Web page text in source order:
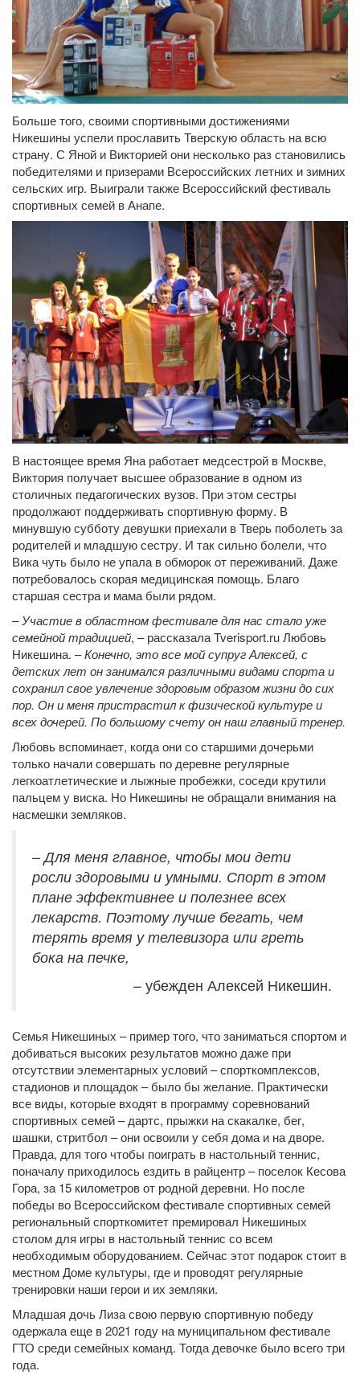
Больше того, своими спортивными достижениями
Никешины успели прославить Тверскую область на всю
страну. С Яной и Викторией они несколько раз становились
победителями и призерами Всероссийских летних и зимних
сельских игр. Выиграли также Всероссийский фестиваль
спортивных семей в Анапе.
В настоящее время Яна работает медсестрой в Москве,
Виктория получает высшее образование в одном из
столичных педагогических вузов. При этом сестры
продолжают поддерживать спортивную форму. В
минувшую субботу девушки приехали в Тверь поболеть за
родителей и младшую сестру. И так сильно болели, что
Вика чуть было не упала в обморок от переживаний. Даже
потребовалось скорая медицинская помощь. Благо
старшая сестра и мама были рядом.
–Участие в областном фестивале для нас стало уже
семейной традицией, – рассказала Tverisport.ru Любовь
Никешина. –Конечно, это все мой супруг Алексей, с
детских лет он занимался различными видами спорта и
сохранил свое увлечение здоровым образом жизни до сих
пор. Он и меня пристрастил к физической культуре и
всех дочерей. По большому счету он наш главный тренер.
Любовь вспоминает, когда они со старшими дочерьми
только начали совершать по деревне регулярные
легкоатлетические и лыжные пробежки, соседи крутили
пальцем у виска. Но Никешины не обращали внимания на
насмешки земляков.
– Для меня главное, чтобы мои дети
росли здоровыми и умными. Спорт в этом
плане эффективнее и полезнее всех
лекарств. Поэтому лучше бегать, чем
терять время у телевизора или греть
бока на печке,
– убежден Алексей Никешин.
Семья Никешиных – пример того, что заниматься спортом и
добиваться высоких результатов можно даже при
отсутствии элементарных условий – спорткомплексов,
стадионов и площадок – было бы желание. Практически
все виды, которые входят в программу соревнований
спортивных семей – дартс, прыжки на скакалке, бег,
шашки, стритбол – они освоили у себя дома и на дворе.
Правда, для того чтобы поиграть в настольный теннис,
поначалу приходилось ездить в райцентр – поселок Кесова
Гора, за 15 километров от родной деревни. Но после
победы во Всероссийском фестивале спортивных семей
региональный спорткомитет премировал Никешиных
столом для игры в настольный теннис со всем
необходимым оборудованием. Сейчас этот подарок стоит в
местном Доме культуры, где и проводят регулярные
тренировки наши герои и их земляки.
Младшая дочь Лиза свою первую спортивную победу
одержала еще в 2021 году на муниципальном фестивале
ГТО среди семейных команд. Тогда девочке было всего три
года.